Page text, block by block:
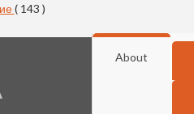
( 143 )
About